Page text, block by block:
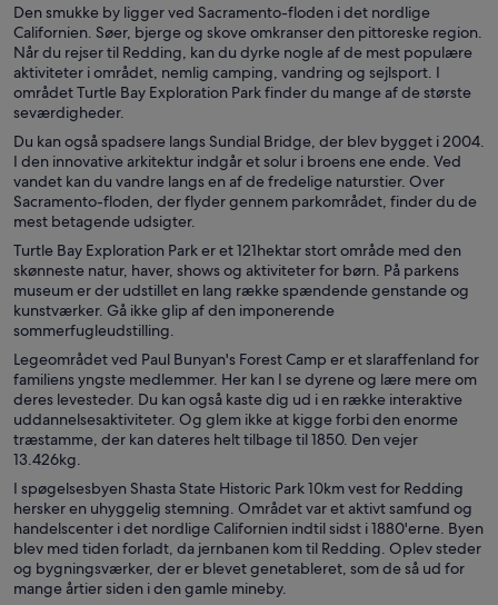
Den smukke by ligger ved Sacramento-floden i det nordlige
Californien. Søer, bjerge og skove omkranser den pittoreske region.
Når du rejser til Redding, kan du dyrke nogle af de mest populære
aktiviteter i området, nemlig camping, vandring og sejlsport. I
området Turtle Bay Exploration Park finder du mange af de største
seværdigheder.
Du kan også spadsere langs Sundial Bridge, der blev bygget i 2004.
I den innovative arkitektur indgår et solur i broens ene ende. Ved
vandet kan du vandre langs en af de fredelige naturstier. Over
Sacramento-floden, der flyder gennem parkområdet, finder du de
mest betagende udsigter.
Turtle Bay Exploration Park er et 121hektar stort område med den
skønneste natur, haver, shows og aktiviteter for børn. På parkens
museum er der udstillet en lang række spændende genstande og
kunstværker. Gå ikke glip af den imponerende
sommerfugleudstilling.
Legeområdet ved Paul Bunyan's Forest Camp er et slaraffenland for
familiens yngste medlemmer. Her kan I se dyrene og lære mere om
deres levesteder. Du kan også kaste dig ud i en række interaktive
uddannelsesaktiviteter. Og glem ikke at kigge forbi den enorme
træstamme, der kan dateres helt tilbage til 1850. Den vejer
13.426kg.
I spøgelsesbyen Shasta State Historic Park 10km vest for Redding
hersker en uhyggelig stemning. Området var et aktivt samfund og
handelscenter i det nordlige Californien indtil sidst i 1880'erne. Byen
blev med tiden forladt, da jernbanen kom til Redding. Oplev steder
og bygningsværker, der er blevet genetableret, som de så ud for
mange årtier siden i den gamle mineby.